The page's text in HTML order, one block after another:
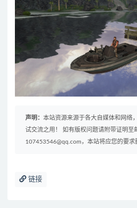
声明： 本站资源来源于各大自媒体和网络
试交流之用！ 如有版权问题请附带证明至
107453546@qq.com，本站将应您的要求
链接